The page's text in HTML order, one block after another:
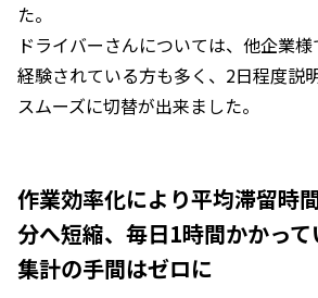
た。
ドライバーさんについては、他企業
経験されている方も多く、2日程度説
スムーズに切替が出来ました。
作業効率化により平均滞留時
分へ短縮、毎日1時間かかっ
集計の手間はゼロに